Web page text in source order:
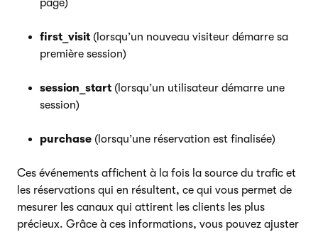
page)
first_visit (lorsqu’un nouveau visiteur démarre sa
première session)
session_start (lorsqu’un utilisateur démarre une
session)
purchase (lorsqu’une réservation est finalisée)
Ces événements affichent à la fois la source du trafic et
les réservations qui en résultent, ce qui vous permet de
mesurer les canaux qui attirent les clients les plus
précieux. Grâce à ces informations, vous pouvez ajuster